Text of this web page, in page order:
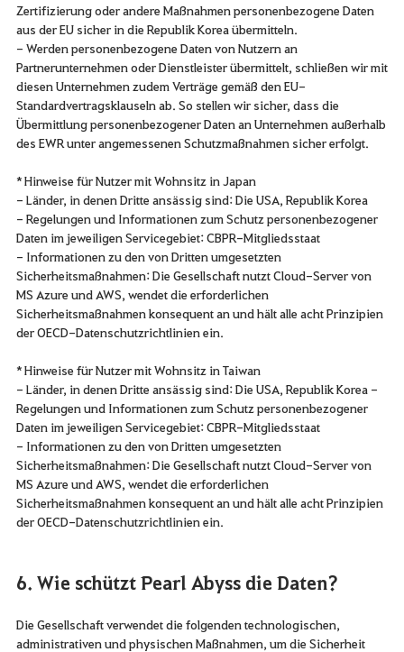
Zertifizierung oder andere Maßnahmen personenbezogene Daten
aus der EU sicher in die Republik Korea übermitteln.
- Werden personenbezogene Daten von Nutzern an
Partnerunternehmen oder Dienstleister übermittelt, schließen wir mit
diesen Unternehmen zudem Verträge gemäß den EU-
Standardvertragsklauseln ab. So stellen wir sicher, dass die
Übermittlung personenbezogener Daten an Unternehmen außerhalb
des EWR unter angemessenen Schutzmaßnahmen sicher erfolgt.
* Hinweise für Nutzer mit Wohnsitz in Japan
- Länder, in denen Dritte ansässig sind: Die USA, Republik Korea
- Regelungen und Informationen zum Schutz personenbezogener
Daten im jeweiligen Servicegebiet: CBPR-Mitgliedsstaat
- Informationen zu den von Dritten umgesetzten
Sicherheitsmaßnahmen: Die Gesellschaft nutzt Cloud-Server von
MS Azure und AWS, wendet die erforderlichen
Sicherheitsmaßnahmen konsequent an und hält alle acht Prinzipien
der OECD-Datenschutzrichtlinien ein.
* Hinweise für Nutzer mit Wohnsitz in Taiwan
- Länder, in denen Dritte ansässig sind: Die USA, Republik Korea -
Regelungen und Informationen zum Schutz personenbezogener
Daten im jeweiligen Servicegebiet: CBPR-Mitgliedsstaat
- Informationen zu den von Dritten umgesetzten
Sicherheitsmaßnahmen: Die Gesellschaft nutzt Cloud-Server von
MS Azure und AWS, wendet die erforderlichen
Sicherheitsmaßnahmen konsequent an und hält alle acht Prinzipien
der OECD-Datenschutzrichtlinien ein.
6. Wie schützt Pearl Abyss die Daten?
Die Gesellschaft verwendet die folgenden technologischen,
administrativen und physischen Maßnahmen, um die Sicherheit